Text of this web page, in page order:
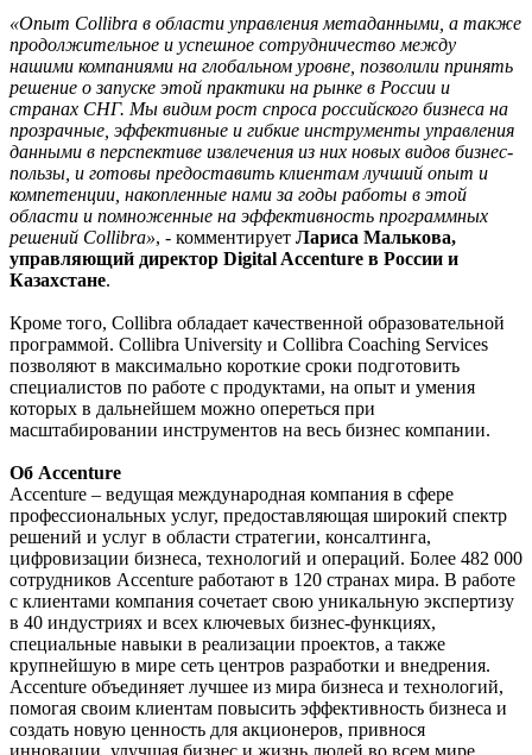
«Опыт Collibra в области управления метаданными, а также
продолжительное и успешное сотрудничество между
нашими компаниями на глобальном уровне, позволили принять
решение о запуске этой практики на рынке в России и
странах СНГ. Мы видим рост спроса российского бизнеса на
прозрачные, эффективные и гибкие инструменты управления
данными в перспективе извлечения из них новых видов бизнес-
пользы, и готовы предоставить клиентам лучший опыт и
компетенции, накопленные нами за годы работы в этой
области и помноженные на эффективность программных
решений Collibra», - комментирует Лариса Малькова,
управляющий директор Digital Accenture в России и
Казахстане.
Кроме того, Collibra обладает качественной образовательной
программой. Collibra University и Collibra Coaching Services
позволяют в максимально короткие сроки подготовить
специалистов по работе с продуктами, на опыт и умения
которых в дальнейшем можно опереться при
масштабировании инструментов на весь бизнес компании.
Об Accenture
Accenture – ведущая международная компания в сфере
профессиональных услуг, предоставляющая широкий спектр
решений и услуг в области стратегии, консалтинга,
цифровизации бизнеса, технологий и операций. Более 482 000
сотрудников Accenture работают в 120 странах мира. В работе
с клиентами компания сочетает свою уникальную экспертизу
в 40 индустриях и всех ключевых бизнес-функциях,
специальные навыки в реализации проектов, а также
крупнейшую в мире сеть центров разработки и внедрения.
Accenture объединяет лучшее из мира бизнеса и технологий,
помогая своим клиентам повысить эффективность бизнеса и
создать новую ценность для акционеров, привнося
инновации, улучшая бизнес и жизнь людей во всем мире.